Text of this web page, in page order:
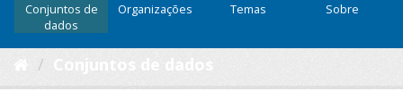
Conjuntos de
dados
Organizações Temas Sobre